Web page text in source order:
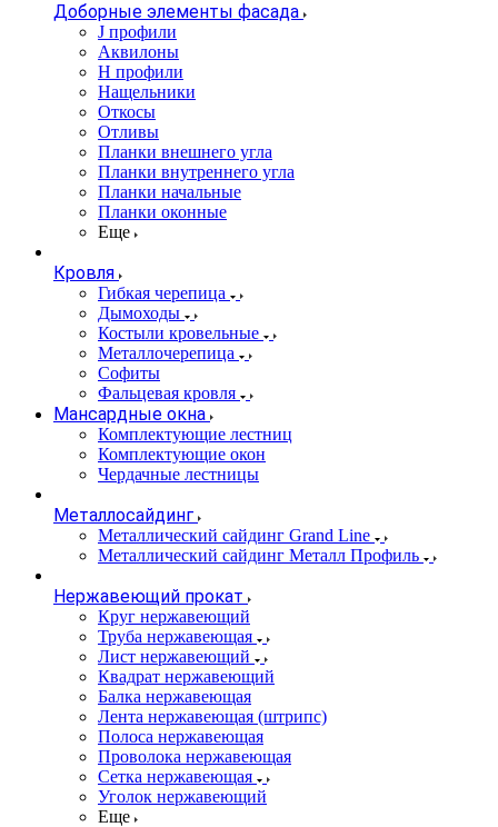
Доборные элементы фасада
J профили
Аквилоны
Н профили
Нащельники
Откосы
Отливы
Планки внешнего угла
Планки внутреннего угла
Планки начальные
Планки оконные
Еще
Кровля
Гибкая черепица
Дымоходы
Костыли кровельные
Металлочерепица
Софиты
Фальцевая кровля
Мансардные окна
Комплектующие лестниц
Комплектующие окон
Чердачные лестницы
Металлосайдинг
Металлический сайдинг Grand Line
Металлический сайдинг Металл Профиль
Нержавеющий прокат
Круг нержавеющий
Труба нержавеющая
Лист нержавеющий
Квадрат нержавеющий
Балка нержавеющая
Лента нержавеющая (штрипс)
Полоса нержавеющая
Проволока нержавеющая
Сетка нержавеющая
Уголок нержавеющий
Еще